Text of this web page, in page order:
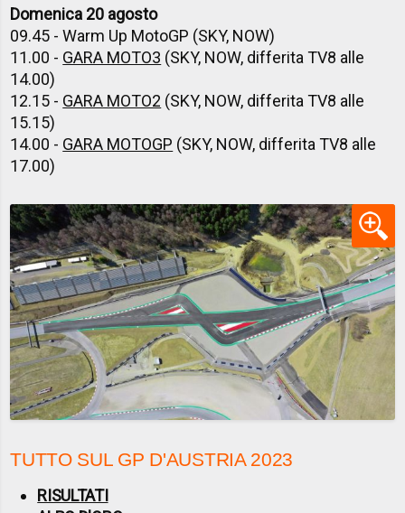
Domenica 20 agosto
09.45 - Warm Up MotoGP (SKY, NOW)
11.00 - GARA MOTO3 (SKY, NOW, differita TV8 alle
14.00)
12.15 - GARA MOTO2 (SKY, NOW, differita TV8 alle
15.15)
14.00 - GARA MOTOGP (SKY, NOW, differita TV8 alle
17.00)
TUTTO SUL GP D'AUSTRIA 2023
RISULTATI